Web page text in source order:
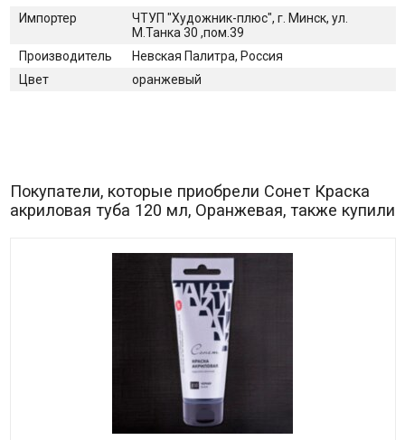
Импортер
ЧТУП "Художник-плюс", г. Минск, ул.
М.Танка 30 ,пом.39
Производитель
Невская Палитра, Россия
Цвет
оранжевый
Покупатели, которые приобрели Сонет Краска
акриловая туба 120 мл, Оранжевая, также купили